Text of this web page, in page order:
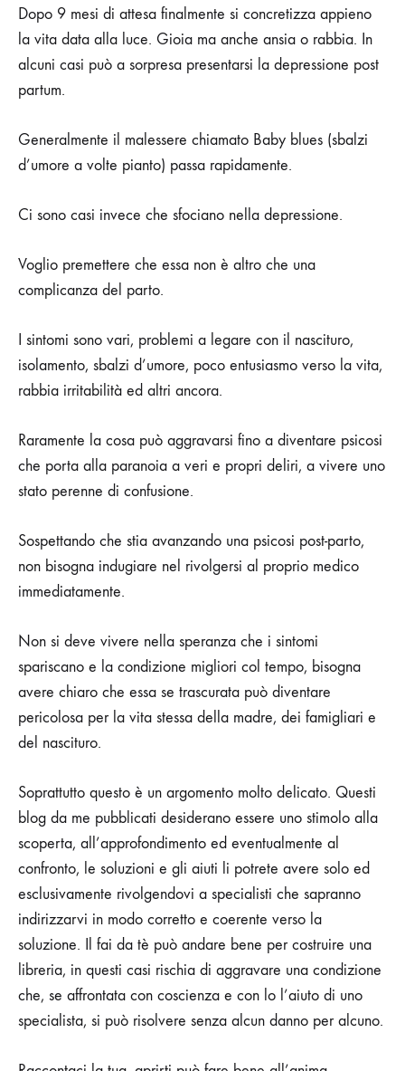
Dopo 9 mesi di attesa finalmente si concretizza appieno
la vita data alla luce. Gioia ma anche ansia o rabbia. In
alcuni casi può a sorpresa presentarsi la depressione post
partum.
Generalmente il malessere chiamato Baby blues (sbalzi
d’umore a volte pianto) passa rapidamente.
Ci sono casi invece che sfociano nella depressione.
Voglio premettere che essa non è altro che una
complicanza del parto.
I sintomi sono vari, problemi a legare con il nascituro,
isolamento, sbalzi d’umore, poco entusiasmo verso la vita,
rabbia irritabilità ed altri ancora.
Raramente la cosa può aggravarsi fino a diventare psicosi
che porta alla paranoia a veri e propri deliri, a vivere uno
stato perenne di confusione.
Sospettando che stia avanzando una psicosi post-parto,
non bisogna indugiare nel rivolgersi al proprio medico
immediatamente.
Non si deve vivere nella speranza che i sintomi
spariscano e la condizione migliori col tempo, bisogna
avere chiaro che essa se trascurata può diventare
pericolosa per la vita stessa della madre, dei famigliari e
del nascituro.
Soprattutto questo è un argomento molto delicato. Questi
blog da me pubblicati desiderano essere uno stimolo alla
scoperta, all’approfondimento ed eventualmente al
confronto, le soluzioni e gli aiuti li potrete avere solo ed
esclusivamente rivolgendovi a specialisti che sapranno
indirizzarvi in modo corretto e coerente verso la
soluzione. Il fai da tè può andare bene per costruire una
libreria, in questi casi rischia di aggravare una condizione
che, se affrontata con coscienza e con lo l’aiuto di uno
specialista, si può risolvere senza alcun danno per alcuno.